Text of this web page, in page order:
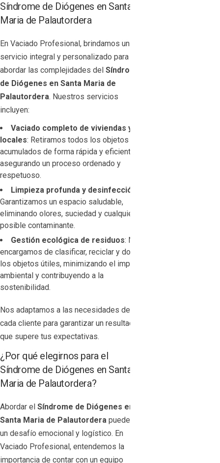
Síndrome de Diógenes en Santa
Maria de Palautordera
En Vaciado Profesional, brindamos un
servicio integral y personalizado para
abordar las complejidades del Síndrome
de Diógenes en Santa Maria de
Palautordera. Nuestros servicios
incluyen:
Vaciado completo de viviendas y
locales: Retiramos todos los objetos
acumulados de forma rápida y eficiente,
asegurando un proceso ordenado y
respetuoso.
Limpieza profunda y desinfección
Garantizamos un espacio saludable,
eliminando olores, suciedad y cualquier
posible contaminante.
Gestión ecológica de residuos: Nos
encargamos de clasificar, reciclar y donar
los objetos útiles, minimizando el impacto
ambiental y contribuyendo a la
sostenibilidad.
Nos adaptamos a las necesidades de
cada cliente para garantizar un resultado
que supere tus expectativas.
¿Por qué elegirnos para el
Síndrome de Diógenes en Santa
Maria de Palautordera?
Abordar el Síndrome de Diógenes en
Santa Maria de Palautordera puede ser
un desafío emocional y logístico. En
Vaciado Profesional, entendemos la
importancia de contar con un equipo